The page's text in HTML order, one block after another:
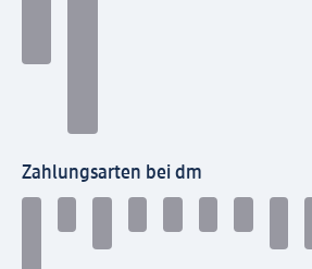
Zahlungsarten bei dm